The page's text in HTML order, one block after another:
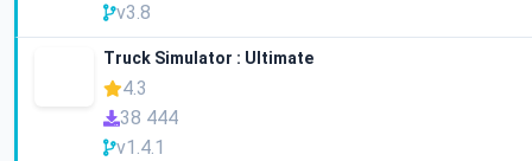
v3.8
Truck Simulator : Ultimate
4.3
38 444
v1.4.1